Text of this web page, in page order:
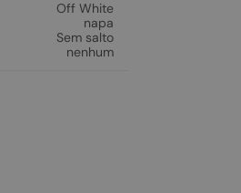
Off White
napa
Sem salto
nenhum